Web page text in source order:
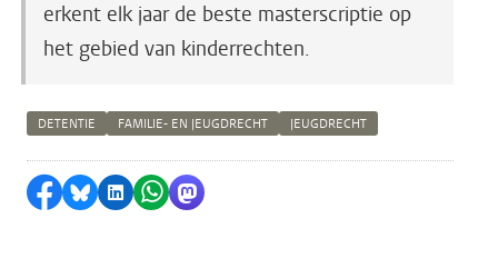
erkent elk jaar de beste masterscriptie op
het gebied van kinderrechten.
DETENTIE FAMILIE- EN JEUGDRECHT JEUGDRECHT
Delen op Facebook
Delen via Bluesky
Delen op LinkedIn
Delen via WhatsApp
Delen via Mastodon